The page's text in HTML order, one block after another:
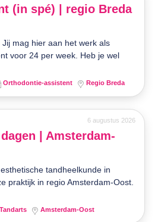
(in spé) | regio Breda
mag hier aan het werk als
voor 24 per week. Heb je wel
Orthodontie-assistent Regio Breda
6 augustus 2026
| Amsterdam-
tandheelkunde in
praktijk in regio Amsterdam-Oost.
Tandarts Amsterdam-Oost